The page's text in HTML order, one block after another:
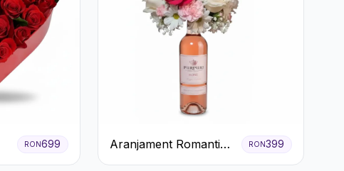
RON699
Aranjament Romantic
cu Vin roze si Flori
RON399